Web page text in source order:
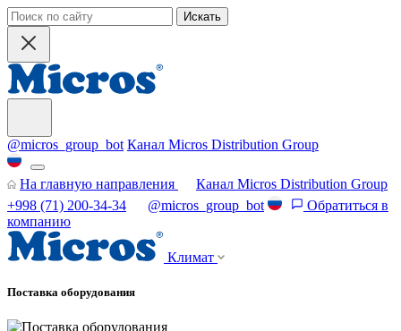
Искать
@micros_group_bot Канал Micros Distribution Group
На главную направления
Канал Micros Distribution Group
+998 (71) 200-34-34
@micros_group_bot
Обратиться в
компанию
Климат
Поставка оборудования